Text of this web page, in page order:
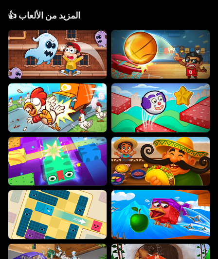
👍 المزيد من الألعاب